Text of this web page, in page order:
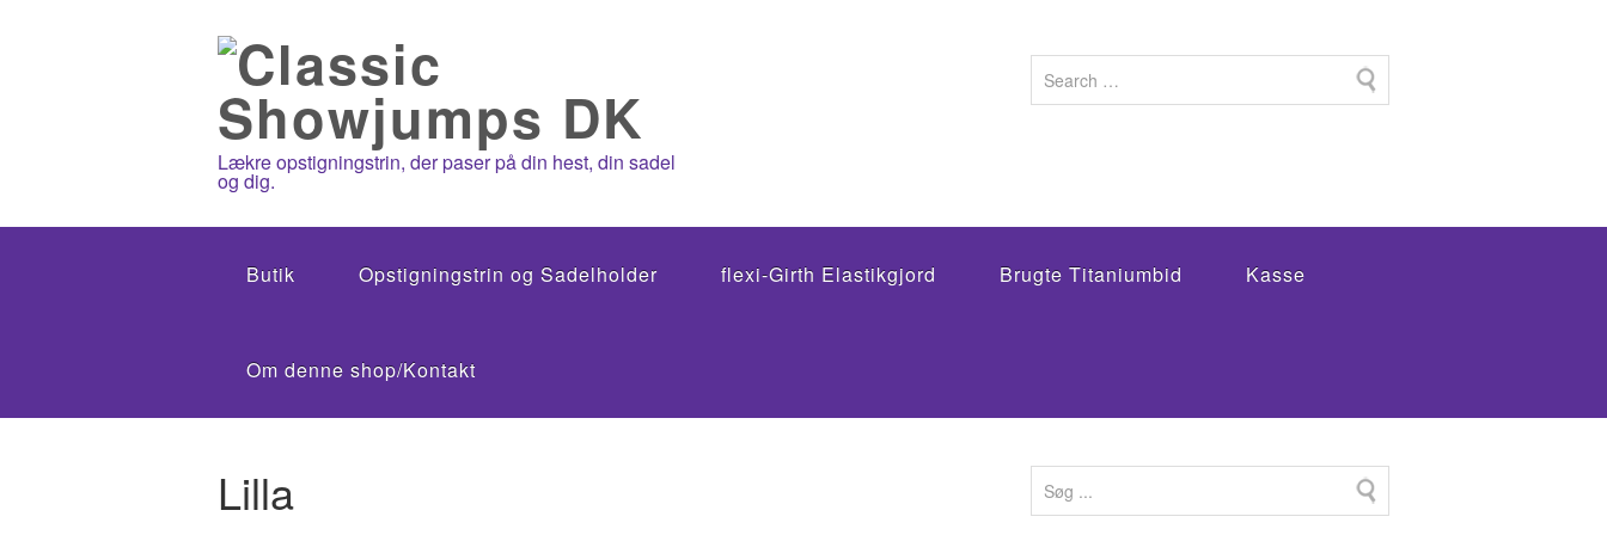
Lækre opstigningstrin, der paser på din hest, din sadel
og dig.
Butik Opstigningstrin og Sadelholder flexi-Girth Elastikgjord Brugte Titaniumbid Kasse
Om denne shop/Kontakt
Lilla